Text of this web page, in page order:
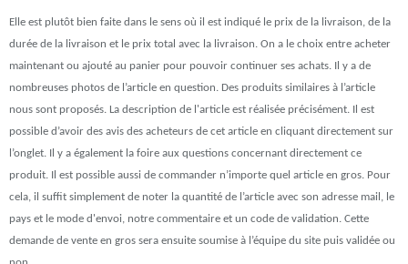
Elle est plutôt bien faite dans le sens où il est indiqué le prix de la livraison, de la
durée de la livraison et le prix total avec la livraison. On a le choix entre acheter
maintenant ou ajouté au panier pour pouvoir continuer ses achats. Il y a de
nombreuses photos de l’article en question. Des produits similaires à l’article
nous sont proposés. La description de l'article est réalisée précisément. Il est
possible d’avoir des avis des acheteurs de cet article en cliquant directement sur
l’onglet. Il y a également la foire aux questions concernant directement ce
produit. Il est possible aussi de commander n’importe quel article en gros. Pour
cela, il suffit simplement de noter la quantité de l’article avec son adresse mail, le
pays et le mode d'envoi, notre commentaire et un code de validation. Cette
demande de vente en gros sera ensuite soumise à l’équipe du site puis validée ou